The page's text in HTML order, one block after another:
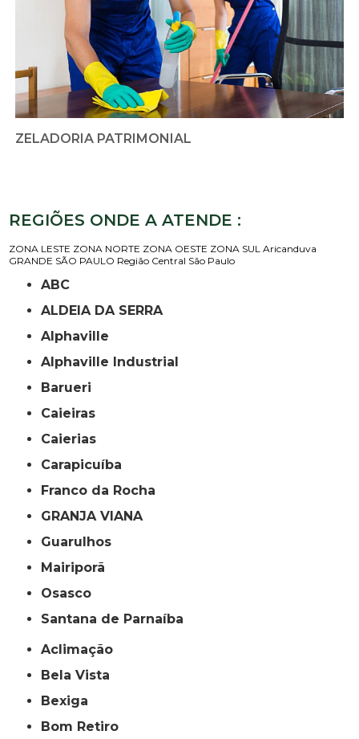
ZELADORIA PATRIMONIAL
REGIÕES ONDE A ATENDE :
ZONA LESTE ZONA NORTE ZONA OESTE ZONA SUL Aricanduva
GRANDE SÃO PAULO Região Central São Paulo
ABC
ALDEIA DA SERRA
Alphaville
Alphaville Industrial
Barueri
Caieiras
Caierias
Carapicuíba
Franco da Rocha
GRANJA VIANA
Guarulhos
Mairiporã
Osasco
Santana de Parnaíba
Aclimação
Bela Vista
Bexiga
Bom Retiro